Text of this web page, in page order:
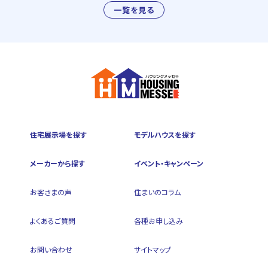
一覧を見る
住宅展示場を探す モデルハウスを探す
メーカーから探す イベント・キャンペーン
お客さまの声 住まいのコラム
よくあるご質問 各種お申し込み
お問い合わせ サイトマップ